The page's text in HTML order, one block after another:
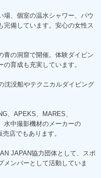
場、個室の温水シャワー、パウ
完備しています。安心の女性ス
青の洞窟で開催。体験ダイビン
育成も充実しています。
沈没船やテクニカルダイビング
、APEKS、MARES、
水中撮影機材のメーカーの
店でもあります。
JAPAN協力団体として、スポ
メンバーとして活動していま